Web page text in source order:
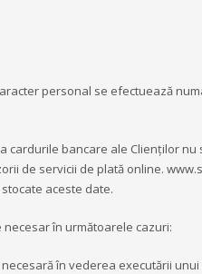
personal se efectuează
cardurile bancare ale Clienților
de servicii de plată online.
aceste date.
în următoarele cazuri:
în vederea executării